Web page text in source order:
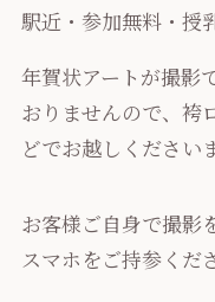
駅近・参加無料・授
年賀状アートが撮影
おりませんので、袴
どでお越しください
お客様ご自身で撮影
スマホをご持参くだ